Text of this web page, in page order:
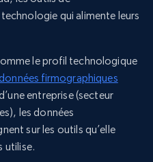
qui alimente leurs
le profil technologique
firmographiques
entreprise (secteur
les données
sur les outils qu’elle
utilise.